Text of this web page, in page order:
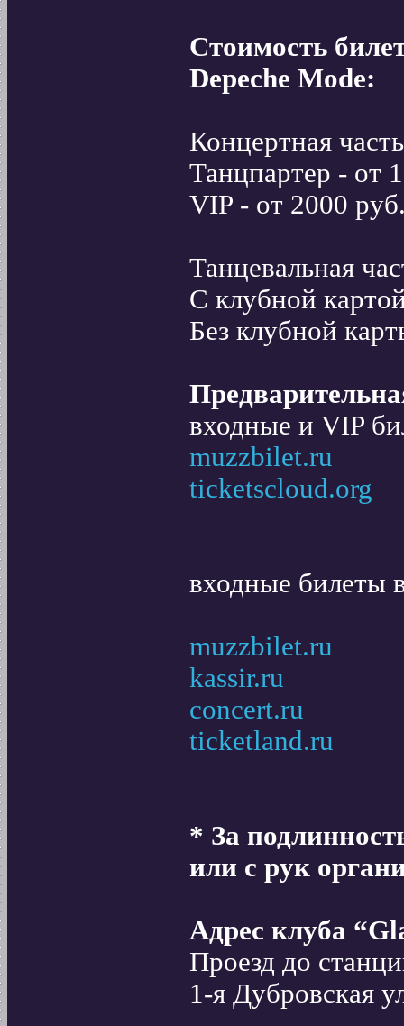
Стоимость
Depeche Mode:
Концертная
Танцпартер - от
VIP - от 2000
Танцевальная
С клубной
Без клубной
входные и VIP
muzzbilet.ru
ticketscloud.org
входные билеты
muzzbilet.ru
kassir.ru
concert.ru
ticketland.ru
* За
или с рук
Адрес клуба
Проезд до
1-я Дубровская